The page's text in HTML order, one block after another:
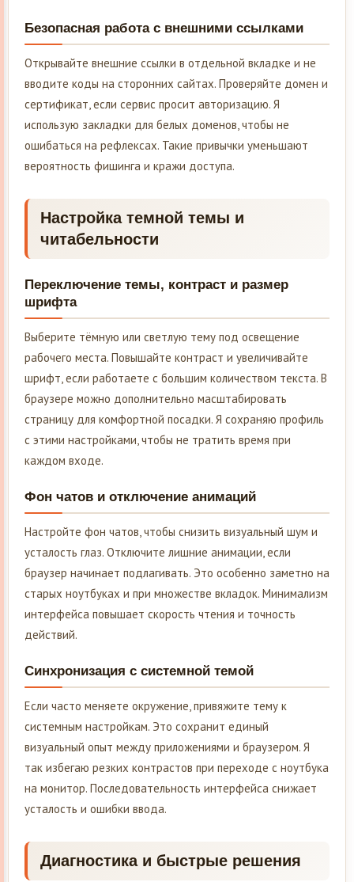
Безопасная работа с внешними ссылками
Открывайте внешние ссылки в отдельной вкладке и не
вводите коды на сторонних сайтах. Проверяйте домен и
сертификат, если сервис просит авторизацию. Я
использую закладки для белых доменов, чтобы не
ошибаться на рефлексах. Такие привычки уменьшают
вероятность фишинга и кражи доступа.
Настройка темной темы и
читабельности
Переключение темы, контраст и размер
шрифта
Выберите тёмную или светлую тему под освещение
рабочего места. Повышайте контраст и увеличивайте
шрифт, если работаете с большим количеством текста. В
браузере можно дополнительно масштабировать
страницу для комфортной посадки. Я сохраняю профиль
с этими настройками, чтобы не тратить время при
каждом входе.
Фон чатов и отключение анимаций
Настройте фон чатов, чтобы снизить визуальный шум и
усталость глаз. Отключите лишние анимации, если
браузер начинает подлагивать. Это особенно заметно на
старых ноутбуках и при множестве вкладок. Минимализм
интерфейса повышает скорость чтения и точность
действий.
Синхронизация с системной темой
Если часто меняете окружение, привяжите тему к
системным настройкам. Это сохранит единый
визуальный опыт между приложениями и браузером. Я
так избегаю резких контрастов при переходе с ноутбука
на монитор. Последовательность интерфейса снижает
усталость и ошибки ввода.
Диагностика и быстрые решения